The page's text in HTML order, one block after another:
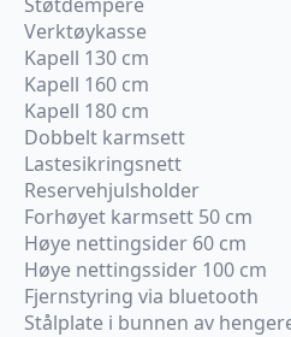
Verktøykasse
Kapell 130 cm
Kapell 160 cm
Kapell 180 cm
Dobbelt karmsett
Lastesikringsnett
Reservehjulsholder
Forhøyet karmsett 50 cm
Høye nettingsider 60 cm
Høye nettingssider 100 cm
Fjernstyring via bluetooth
Stålplate i bunnen av